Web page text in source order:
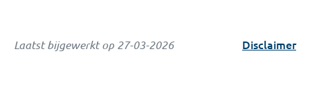
Laatst bijgewerkt op 27-03-2026 Disclaimer